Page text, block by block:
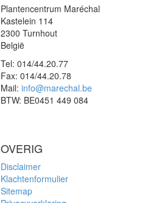
Plantencentrum Maréchal
Kastelein 114
2300 Turnhout
België
Tel: 014/44.20.77
Fax: 014/44.20.78
Mail: info@marechal.be
BTW: BE0451 449 084
OVERIG
Disclaimer
Klachtenformulier
Sitemap